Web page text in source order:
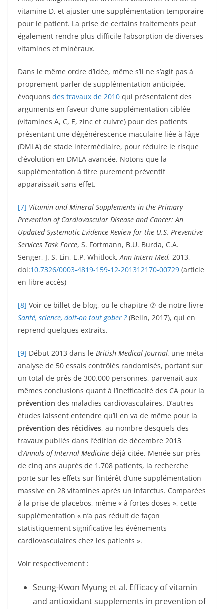
vitamine D, et ajuster une supplémentation temporaire
pour le patient. La prise de certains traitements peut
également rendre plus difficile l’absorption de diverses
vitamines et minéraux.
Dans le même ordre d’idée, même s’il ne s’agit pas à
proprement parler de supplémentation anticipée,
évoquons des travaux de 2010 qui présentaient des
arguments en faveur d’une supplémentation ciblée
(vitamines A, C, E, zinc et cuivre) pour des patients
présentant une dégénérescence maculaire liée à l’âge
(DMLA) de stade intermédiaire, pour réduire le risque
d’évolution en DMLA avancée. Notons que la
supplémentation à titre purement préventif
apparaissait sans effet.
[7] Vitamin and Mineral Supplements in the Primary
Prevention of Cardiovascular Disease and Cancer: An
Updated Systematic Evidence Review for the U.S. Preventive
Services Task Force, S. Fortmann, B.U. Burda, C.A.
Senger, J. S. Lin, E.P. Whitlock, Ann Intern Med. 2013,
doi:10.7326/0003-4819-159-12-201312170-00729 (article
en libre accès)
[8] Voir ce billet de blog, ou le chapitre ⑦ de notre livre
Santé, science, doit-on tout gober ?(Belin, 2017), qui en
reprend quelques extraits.
[9] Début 2013 dans le British Medical Journal, une méta-
analyse de 50 essais contrôlés randomisés, portant sur
un total de près de 300.000 personnes, parvenait aux
mêmes conclusions quant à l’inefficacité des CA pour la
prévention des maladies cardiovasculaires. D’autres
études laissent entendre qu’il en va de même pour la
prévention des récidives, au nombre desquels des
travaux publiés dans l’édition de décembre 2013
d’Annals of Internal Medicine déjà citée. Menée sur près
de cinq ans auprès de 1.708 patients, la recherche
porte sur les effets sur l’intérêt d’une supplémentation
massive en 28 vitamines après un infarctus. Comparées
à la prise de placebos, même « à fortes doses », cette
supplémentation « n’a pas réduit de façon
statistiquement significative les événements
cardiovasculaires chez les patients ».
Voir respectivement :
Seung-Kwon Myung et al. Efficacy of vitamin
and antioxidant supplements in prevention of